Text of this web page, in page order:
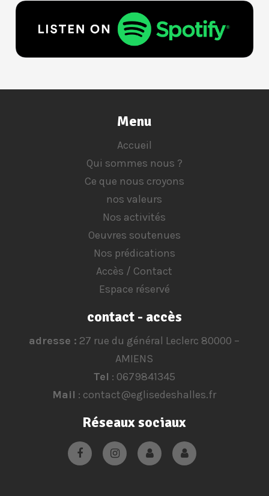
Menu
Accueil
Qui sommes nous ?
Ce que nous croyons
nos valeurs
Nos activités
Oeuvres soutenues
Nos prédications
Accès / Contact
Espace réservé
contact - accès
adresse : 27 rue du général Leclerc 80000 –
AMIENS
Tel : 0679841345
Mail : contact@eglisedeshalles.fr
Réseaux sociaux